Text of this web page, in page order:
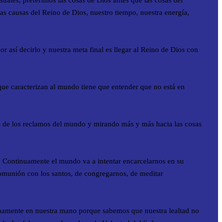
causas del Reino de Dios, nuestro tiempo, nuestra energía,
así decirlo y nuestra meta final es llegar al Reino de Dios con
caracterizan al mundo tiene que entender que no está en
los reclamos del mundo y mirando más y más hacia las cosas
el mundo va a intentar encarcelarnos en su
con los santos, de congregarnos, de meditar
en nuestra mano porque sabemos que nuestra lealtad no